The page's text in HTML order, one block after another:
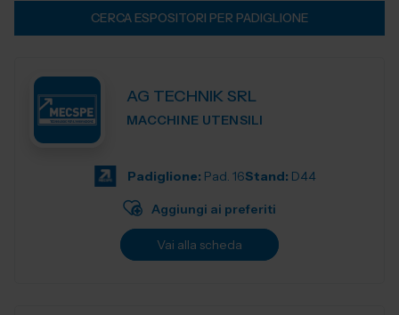
CERCA ESPOSITORI PER PADIGLIONE
AG TECHNIK SRL
MACCHINE UTENSILI
Padiglione: Pad. 16Stand: D44
Aggiungi ai preferiti
Vai alla scheda